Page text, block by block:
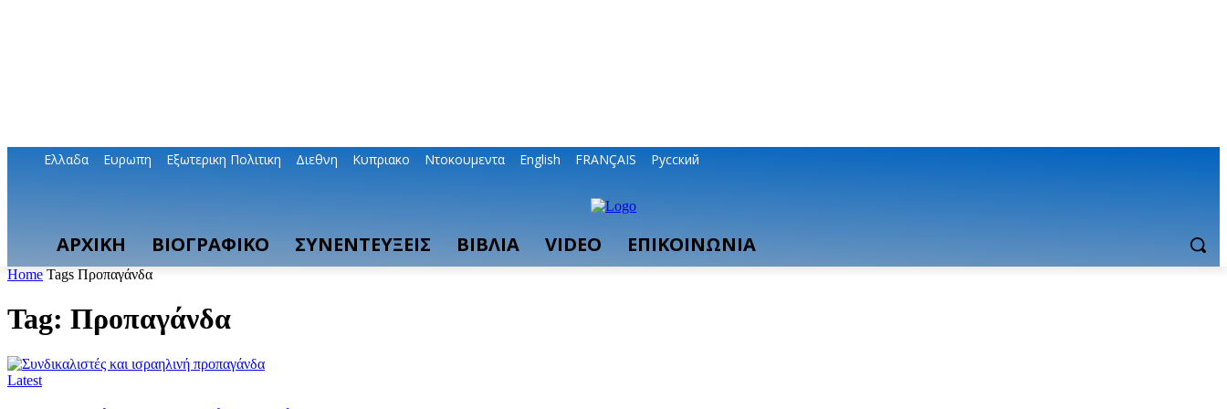
Ελλαδα Ευρωπη Εξωτερικη Πολιτικη Διεθνη Κυπριακο Ντοκουμεντα English FRANÇAIS Русский
ΑΡΧΙΚΗ ΒΙΟΓΡΑΦΙΚΟ ΣΥΝΕΝΤΕΥΞΕΙΣ ΒΙΒΛΙΑ VIDEO ΕΠΙΚΟΙΝΩΝΙΑ
Home Tags Προπαγάνδα
Tag: Προπαγάνδα
Latest